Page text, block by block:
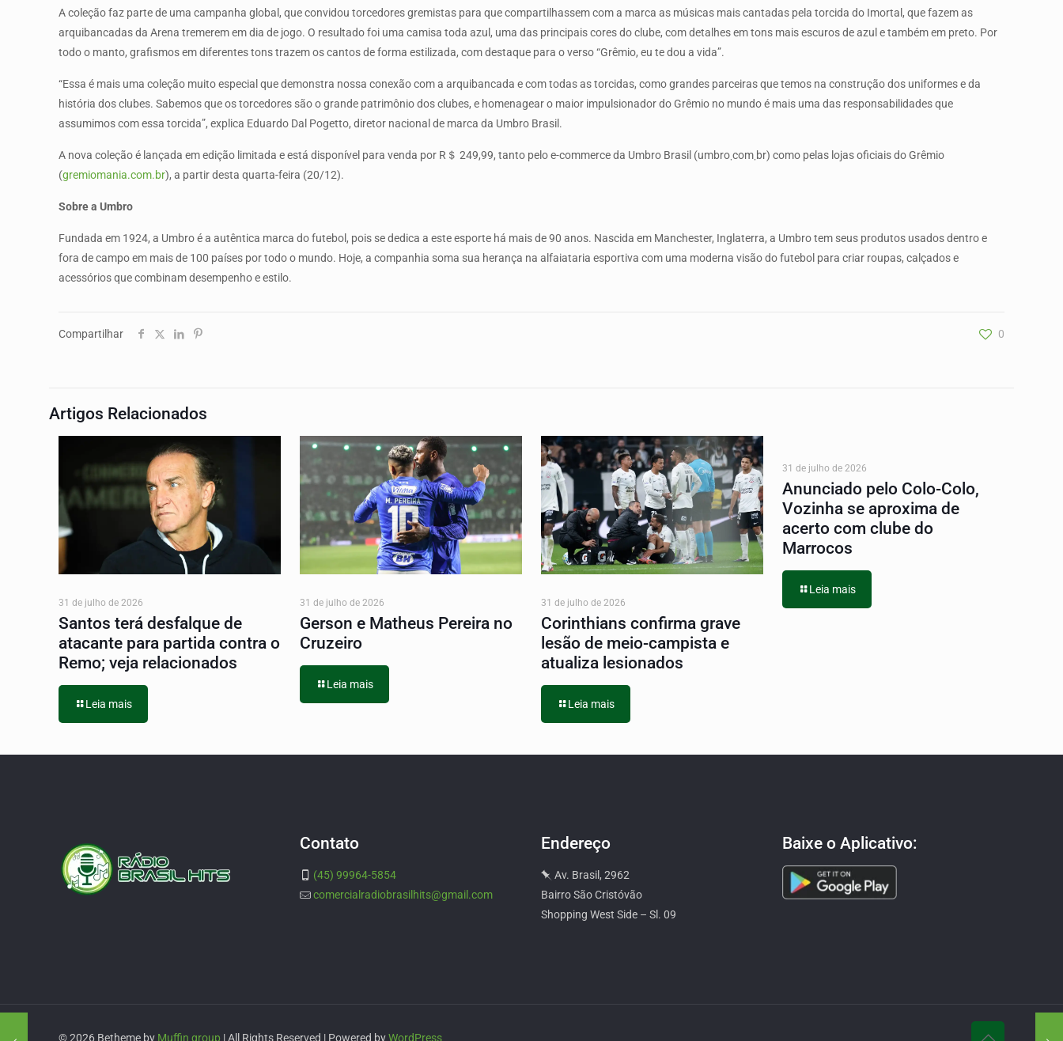
A coleção faz parte de uma campanha global, que convidou torcedores gremistas para que compartilhassem com a marca as músicas mais cantadas pela torcida do Imortal, que fazem as
arquibancadas da Arena tremerem em dia de jogo. O resultado foi uma camisa toda azul, uma das principais cores do clube, com detalhes em tons mais escuros de azul e também em preto. Por
todo o manto, grafismos em diferentes tons trazem os cantos de forma estilizada, com destaque para o verso “Grêmio, eu te dou a vida”.
“Essa é mais uma coleção muito especial que demonstra nossa conexão com a arquibancada e com todas as torcidas, como grandes parceiras que temos na construção dos uniformes e da
história dos clubes. Sabemos que os torcedores são o grande patrimônio dos clubes, e homenagear o maior impulsionador do Grêmio no mundo é mais uma das responsabilidades que
assumimos com essa torcida”, explica Eduardo Dal Pogetto, diretor nacional de marca da Umbro Brasil.
A nova coleção é lançada em edição limitada e está disponível para venda por R＄ 249,99, tanto pelo e-commerce da Umbro Brasil (umbro܂com܂br) como pelas lojas oficiais do Grêmio
(gremiomania.com.br), a partir desta quarta-feira (20/12).
Sobre a Umbro
Fundada em 1924, a Umbro é a autêntica marca do futebol, pois se dedica a este esporte há mais de 90 anos. Nascida em Manchester, Inglaterra, a Umbro tem seus produtos usados dentro e
fora de campo em mais de 100 países por todo o mundo. Hoje, a companhia soma sua herança na alfaiataria esportiva com uma moderna visão do futebol para criar roupas, calçados e
acessórios que combinam desempenho e estilo.
Compartilhar 0
Artigos Relacionados
31 de julho de 2026
Santos terá desfalque de
atacante para partida contra o
Remo; veja relacionados
Leia mais
31 de julho de 2026
Gerson e Matheus Pereira no
Cruzeiro
Leia mais
31 de julho de 2026
Corinthians confirma grave
lesão de meio-campista e
atualiza lesionados
Leia mais
31 de julho de 2026
Anunciado pelo Colo-Colo,
Vozinha se aproxima de
acerto com clube do
Marrocos
Leia mais
Contato
(45) 99964-5854
comercialradiobrasilhits@gmail.com
Endereço
Av. Brasil, 2962
Bairro São Cristóvão
Shopping West Side – Sl. 09
Baixe o Aplicativo:
© 2026 Betheme by Muffin group | All Rights Reserved | Powered byWordPress